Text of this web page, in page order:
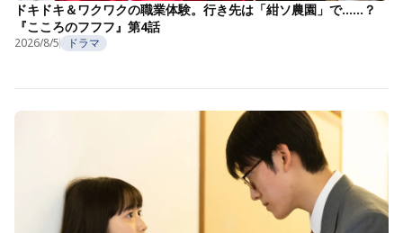
ドキドキ＆ワクワクの職業体験。行き先は「紺ソ農園」で……？
『こころのフフフ』第4話
2026/8/5 ドラマ